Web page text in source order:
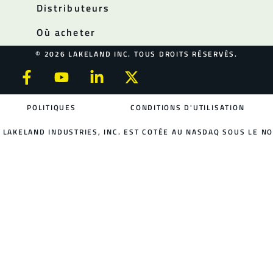
Distributeurs
Où acheter
© 2026 LAKELAND INC. TOUS DROITS RÉSERVÉS.
POLITIQUES CONDITIONS D'UTILISATION
LAKELAND INDUSTRIES, INC. EST COTÉE AU NASDAQ SOUS LE